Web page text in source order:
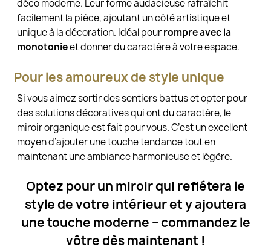
déco moderne. Leur forme audacieuse rafraîchit
facilement la pièce, ajoutant un côté artistique et
unique à la décoration. Idéal pourrompre avec la
monotonieet donner du caractère à votre espace.
Pour les amoureux de style unique
Si vous aimez sortir des sentiers battus et opter pour
des solutions décoratives qui ont du caractère, le
miroir organique est fait pour vous. C’est un excellent
moyen d’ajouter une touche tendance tout en
maintenant une ambiance harmonieuse et légère.
Optez pour un miroir qui reflétera le
style de votre intérieur et y ajoutera
une touche moderne – commandez le
vôtre dès maintenant !